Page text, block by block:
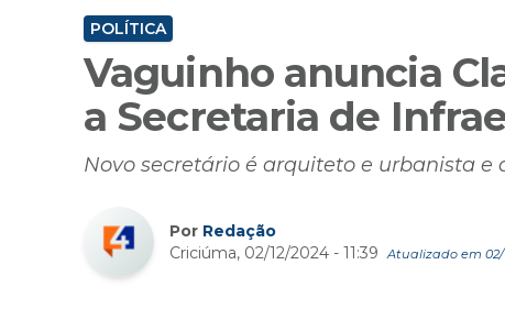
POLÍTICA
Vaguinho anuncia
a Secretaria de
Novo secretário é arquiteto e urbanista e
Por Redação
Criciúma, 02/12/2024 - 11:39
Atualizado em 02/